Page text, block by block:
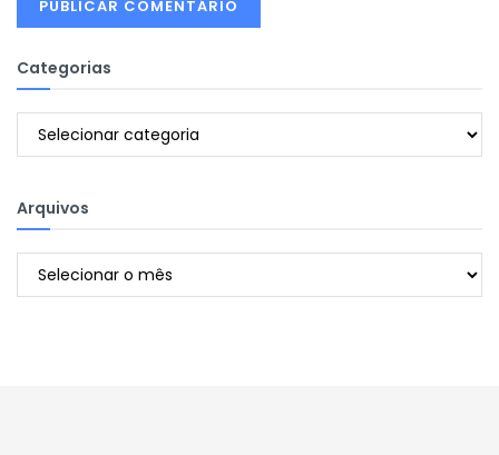
Categorias
Categorias
Arquivos
Arquivos